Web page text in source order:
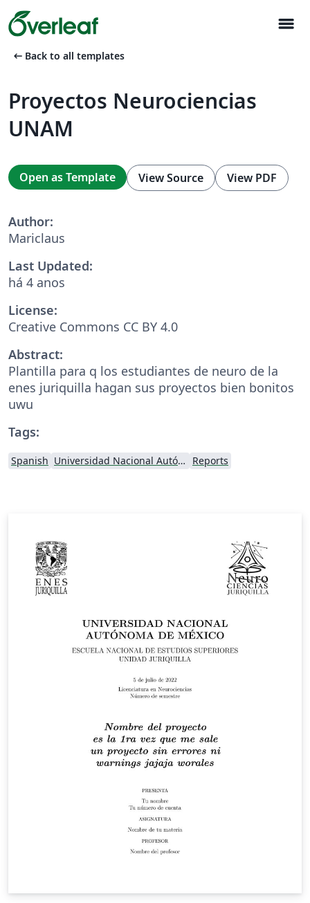
menu
arrow_left_alt Back to all templates
Proyectos Neurociencias
UNAM
Open as Template View Source View PDF
Author:
Mariclaus
Last Updated:
há 4 anos
License:
Creative Commons CC BY 4.0
Abstract:
Plantilla para q los estudiantes de neuro de la
enes juriquilla hagan sus proyectos bien bonitos
uwu
Tags:
Spanish Universidad Nacional Autónoma de México Reports